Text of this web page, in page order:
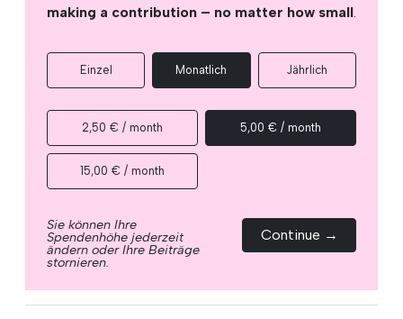
making a contribution – no matter how small.
Einzel Monatlich Jährlich
2,50 € / month 5,00 € / month
15,00 € / month
Sie können Ihre
Spendenhöhe jederzeit
ändern oder Ihre Beiträge
stornieren.
Continue →